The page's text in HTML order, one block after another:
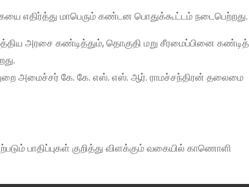
எதிர்த்து மாபெரும் கண்டன பொதுக்கூட்டம் நடைபெற்றது.
மத்திய அரசை கண்டித்தும், தொகுதி மறு சீரமைப்பினை
அமைச்சர் கே. கே. எஸ். எஸ். ஆர். ராமச்சந்திரன் தலைமை
பாதிப்புகள் குறித்து விளக்கும் வகையில் காணொளி